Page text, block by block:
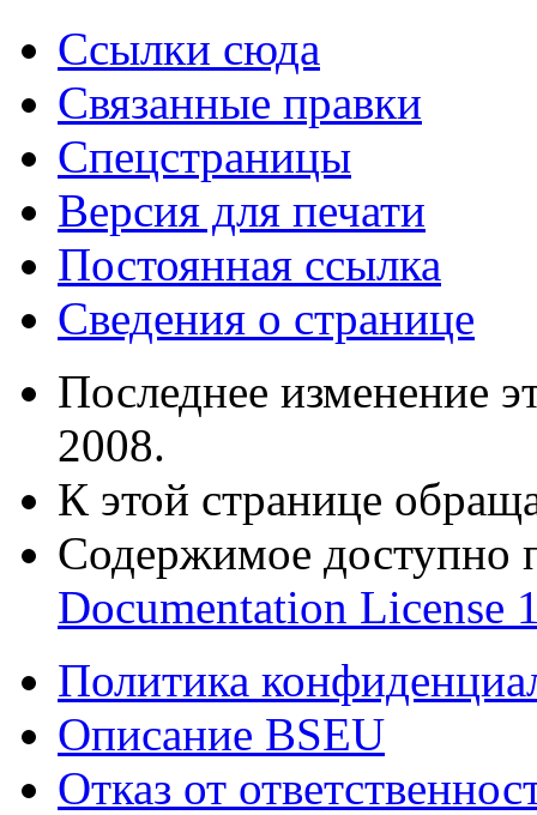
Ссылки сюда
Связанные правки
Спецстраницы
Версия для печати
Постоянная ссылка
Сведения о странице
Последнее изменение
2008.
К этой странице
Содержимое доступно
Documentation License
Политика
Описание BSEU
Отказ от